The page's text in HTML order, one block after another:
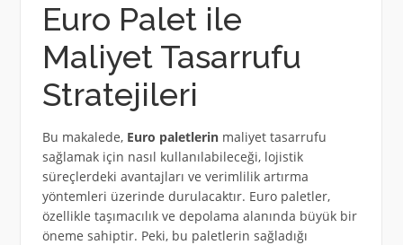
Euro Palet ile
Maliyet Tasarrufu
Stratejileri
Bu makalede, Euro paletlerinmaliyet tasarrufu
sağlamak için nasıl kullanılabileceği, lojistik
süreçlerdeki avantajları ve verimlilik artırma
yöntemleri üzerinde durulacaktır. Euro paletler,
özellikle taşımacılık ve depolama alanında büyük bir
öneme sahiptir. Peki, bu paletlerin sağladığı